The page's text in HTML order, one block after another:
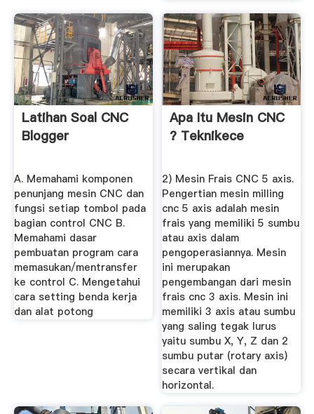
Latihan Soal CNC
Blogger
A. Memahami komponen
penunjang mesin CNC dan
fungsi setiap tombol pada
bagian control CNC B.
Memahami dasar
pembuatan program cara
memasukan/mentransfer
ke control C. Mengetahui
cara setting benda kerja
dan alat potong
Apa Itu Mesin CNC
? Teknikece
2) Mesin Frais CNC 5 axis.
Pengertian mesin milling
cnc 5 axis adalah mesin
frais yang memiliki 5 sumbu
atau axis dalam
pengoperasiannya. Mesin
ini merupakan
pengembangan dari mesin
frais cnc 3 axis. Mesin ini
memiliki 3 axis atau sumbu
yang saling tegak lurus
yaitu sumbu X, Y, Z dan 2
sumbu putar (rotary axis)
secara vertikal dan
horizontal.